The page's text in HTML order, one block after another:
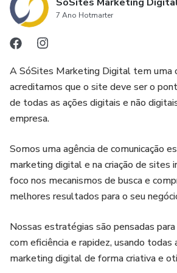
7 Ano Hotmarter
A SóSites Marketing Digital tem uma
acreditamos que o site deve ser o
de todas as ações digitais e não
empresa.
Somos uma agência de comunicação
marketing digital e na criação de sites
foco nos mecanismos de busca e
melhores resultados para o seu
Nossas estratégias são pensadas
com eficiência e rapidez, usando
marketing digital de forma criativa e